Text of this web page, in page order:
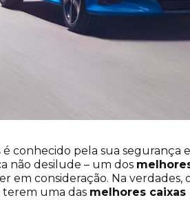
é conhecido pela sua segurança
não desilude – um dos
em consideração. Na verdades,
uma das melhores